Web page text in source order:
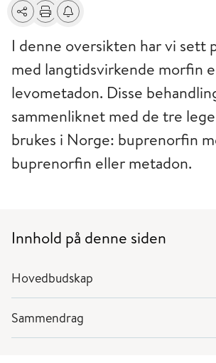
Del Skriv utFå varsel om endringer
I denne oversikten har vi sett
med langtidsvirkende morfin
levometadon. Disse
sammenliknet med de tre
brukes i Norge: buprenorfin
buprenorfin eller metadon.
Innhold på denne siden
Hovedbudskap
Sammendrag